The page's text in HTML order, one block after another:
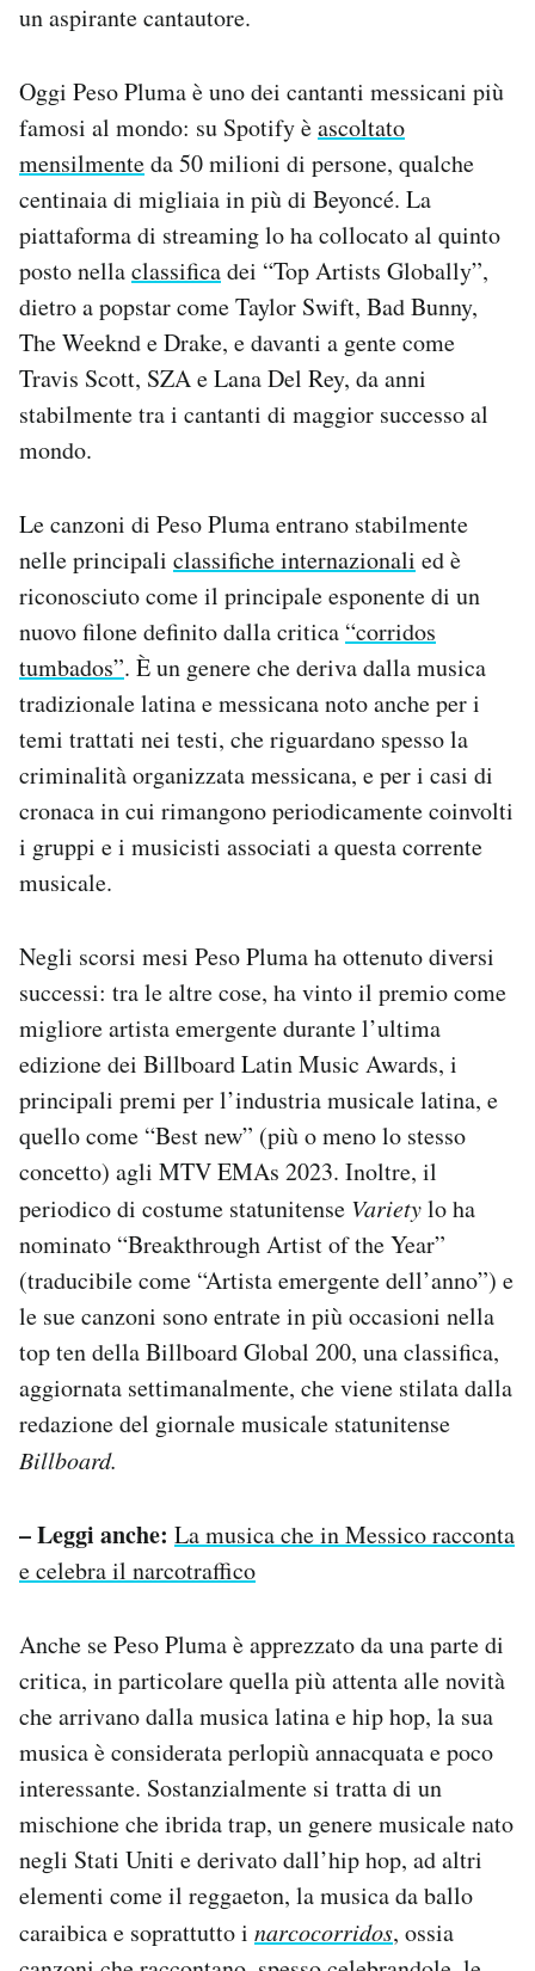
un aspirante cantautore.
Oggi Peso Pluma è uno dei cantanti messicani più
famosi al mondo: su Spotify èascoltato
mensilmenteda 50 milioni di persone, qualche
centinaia di migliaia in più di Beyoncé. La
piattaforma di streaming lo ha collocato al quinto
posto nellaclassificadei “Top Artists Globally”,
dietro a popstar come Taylor Swift, Bad Bunny,
The Weeknd e Drake, e davanti a gente come
Travis Scott, SZA e Lana Del Rey, da anni
stabilmente tra i cantanti di maggior successo al
mondo.
Le canzoni di Peso Pluma entrano stabilmente
nelle principali classifiche internazionali ed è
riconosciuto come il principale esponente di un
nuovo filone definito dalla critica “corridos
tumbados”. È un genere che deriva dalla musica
tradizionale latina e messicana noto anche per i
temi trattati nei testi, che riguardano spesso la
criminalità organizzata messicana, e per i casi di
cronaca in cui rimangono periodicamente coinvolti
i gruppi e i musicisti associati a questa corrente
musicale.
Negli scorsi mesi Peso Pluma ha ottenuto diversi
successi: tra le altre cose, ha vinto il premio come
migliore artista emergente durante l’ultima
edizione dei Billboard Latin Music Awards, i
principali premi per l’industria musicale latina, e
quello come “Best new” (più o meno lo stesso
concetto) agli MTV EMAs 2023. Inoltre, il
periodico di costume statunitense Varietylo ha
nominato “Breakthrough Artist of the Year”
(traducibile come “Artista emergente dell’anno”) e
le sue canzoni sono entrate in più occasioni nella
top ten della Billboard Global 200, una classifica,
aggiornata settimanalmente, che viene stilata dalla
redazione del giornale musicale statunitense
Billboard.
– Leggi anche: La musica che in Messico racconta
e celebra il narcotraffico
Anche se Peso Pluma è apprezzato da una parte di
critica, in particolare quella più attenta alle novità
che arrivano dalla musica latina e hip hop, la sua
musica è considerata perlopiù annacquata e poco
interessante. Sostanzialmente si tratta di un
mischione che ibrida trap, un genere musicale nato
negli Stati Uniti e derivato dall’hip hop, ad altri
elementi come il reggaeton, la musica da ballo
caraibica e soprattutto i narcocorridos, ossia